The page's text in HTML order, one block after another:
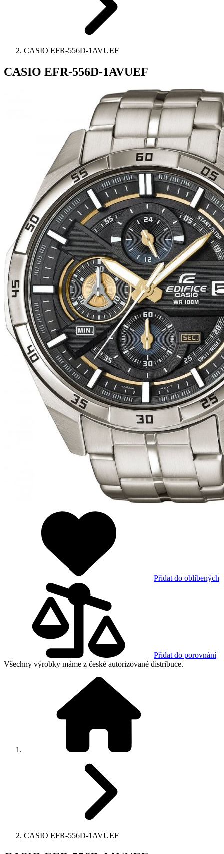
CASIO EFR-556D-1AVUEF
CASIO EFR-556D-1AVUEF
Přidat do oblíbených
Přidat do porovnání
Všechny výrobky máme z české autorizované distribuce.
CASIO EFR-556D-1AVUEF